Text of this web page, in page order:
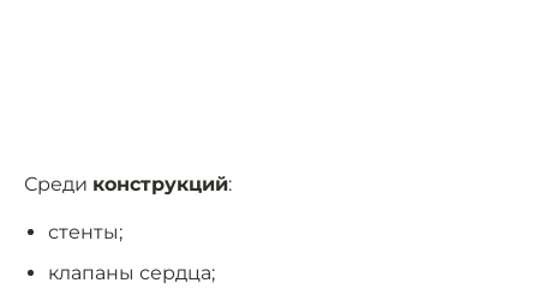
Среди конструкций:
стенты;
клапаны сердца;